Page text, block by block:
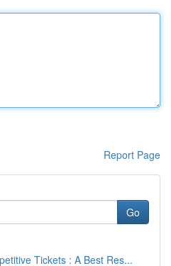
Report Page
Go
Tickets : A Best Res...